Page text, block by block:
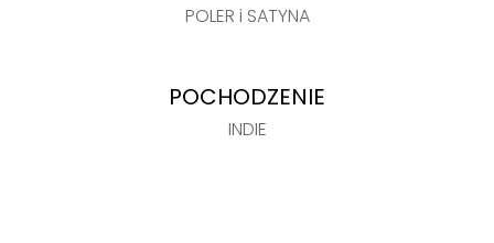
POLER i SATYNA
POCHODZENIE
INDIE